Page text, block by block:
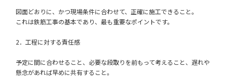
図面どおりに、かつ現場条件に合わせて、正確に施工できること。
これは鉄筋工事の基本であり、最も重要なポイントです。
2．工程に対する責任感
予定に間に合わせること、必要な段取りを前もって考えること、遅れや
懸念があれば早めに共有すること。